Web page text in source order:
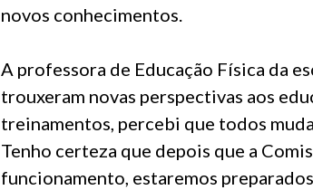
novos conhecimentos.
A professora de Educação Física da
trouxeram novas perspectivas aos
treinamentos, percebi que todos
Tenho certeza que depois que a
funcionamento, estaremos